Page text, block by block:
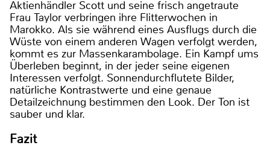
Aktienhändler Scott und seine frisch angetraute
Frau Taylor verbringen ihre Flitterwochen in
Marokko. Als sie während eines Ausflugs durch die
Wüste von einem anderen Wagen verfolgt werden,
kommt es zur Massenkarambolage. Ein Kampf ums
Überleben beginnt, in der jeder seine eigenen
Interessen verfolgt. Sonnendurchflutete Bilder,
natürliche Kontrastwerte und eine genaue
Detailzeichnung bestimmen den Look. Der Ton ist
sauber und klar.
Fazit